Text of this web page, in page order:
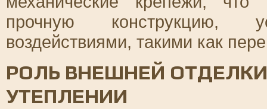
прочную конструкцию,
воздействиями, такими как
РОЛЬ ВНЕШНЕЙ
УТЕПЛЕНИИ